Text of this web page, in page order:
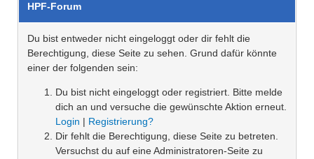
HPF-Forum
Du bist entweder nicht eingeloggt oder dir fehlt die
Berechtigung, diese Seite zu sehen. Grund dafür könnte
einer der folgenden sein:
Du bist nicht eingeloggt oder registriert. Bitte melde
dich an und versuche die gewünschte Aktion erneut.
Login | Registrierung?
Dir fehlt die Berechtigung, diese Seite zu betreten.
Versuchst du auf eine Administratoren-Seite zu